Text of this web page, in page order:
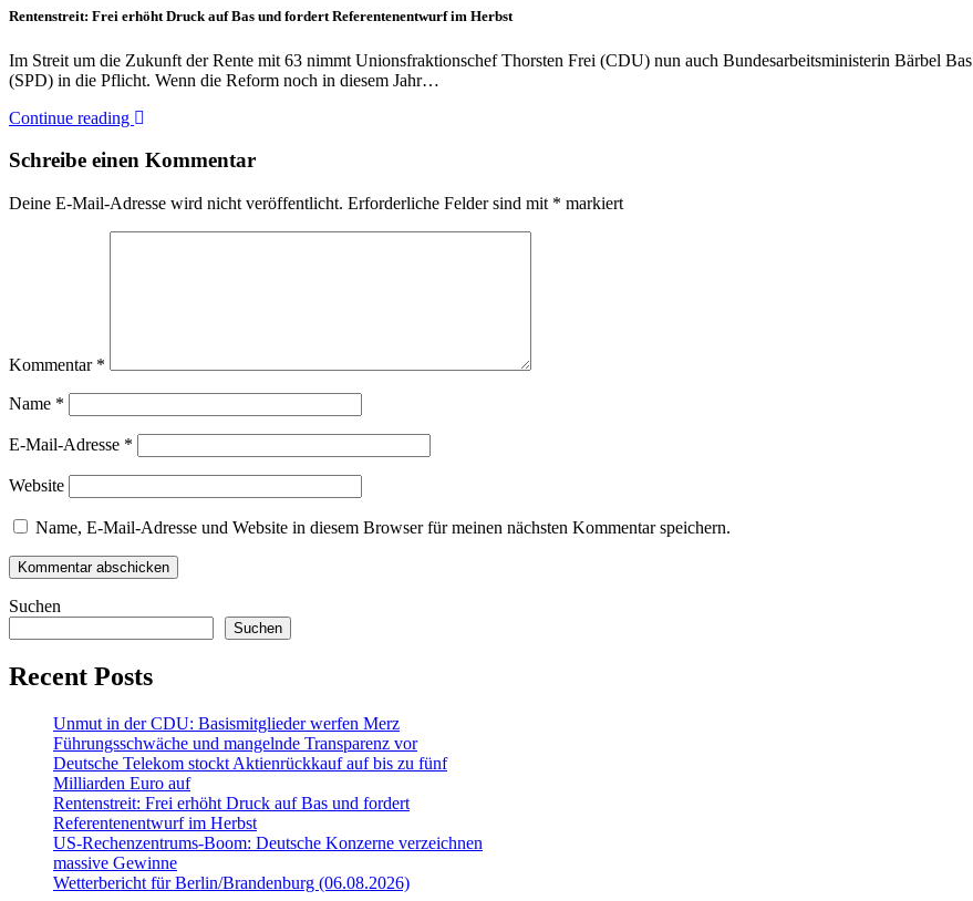
Rentenstreit: Frei erhöht Druck auf Bas und fordert Referentenentwurf im Herbst
Im Streit um die Zukunft der Rente mit 63 nimmt Unionsfraktionschef Thorsten Frei (CDU) nun auch Bundesarbeitsministerin Bärbel Bas
(SPD) in die Pflicht. Wenn die Reform noch in diesem Jahr…
Continue reading
Schreibe einen Kommentar
Deine E-Mail-Adresse wird nicht veröffentlicht. Erforderliche Felder sind mit * markiert
Kommentar *
Name *
E-Mail-Adresse *
Website
Name, E-Mail-Adresse und Website in diesem Browser für meinen nächsten Kommentar speichern.
Suchen
Suchen
Recent Posts
Unmut in der CDU: Basismitglieder werfen Merz
Führungsschwäche und mangelnde Transparenz vor
Deutsche Telekom stockt Aktienrückkauf auf bis zu fünf
Milliarden Euro auf
Rentenstreit: Frei erhöht Druck auf Bas und fordert
Referentenentwurf im Herbst
US-Rechenzentrums-Boom: Deutsche Konzerne verzeichnen
massive Gewinne
Wetterbericht für Berlin/Brandenburg (06.08.2026)